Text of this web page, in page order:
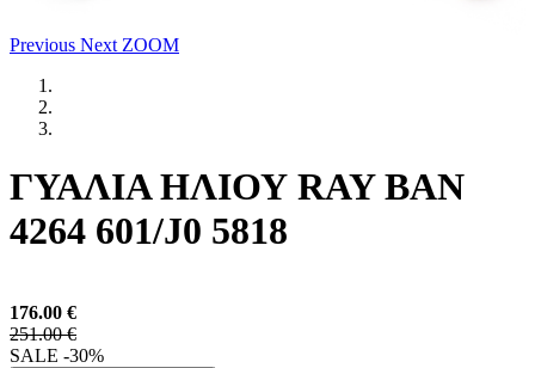
Previous Next ZOOM
ΓΥΑΛΙΑ ΗΛΙΟΥ RAY BAN
4264 601/J0 5818
176.00 €
251.00 €
SALE -30%